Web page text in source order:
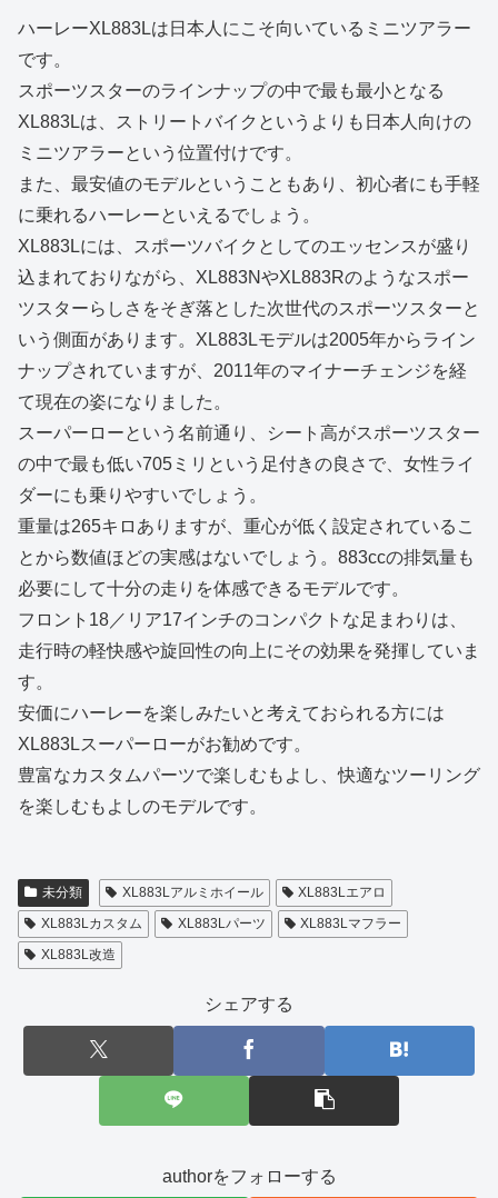
ハーレーXL883Lは日本人にこそ向いているミニツアラー
です。
スポーツスターのラインナップの中で最も最小となる
XL883Lは、ストリートバイクというよりも日本人向けの
ミニツアラーという位置付けです。
また、最安値のモデルということもあり、初心者にも手軽
に乗れるハーレーといえるでしょう。
XL883Lには、スポーツバイクとしてのエッセンスが盛り
込まれておりながら、XL883NやXL883Rのようなスポー
ツスターらしさをそぎ落とした次世代のスポーツスターと
いう側面があります。XL883Lモデルは2005年からライン
ナップされていますが、2011年のマイナーチェンジを経
て現在の姿になりました。
スーパーローという名前通り、シート高がスポーツスター
の中で最も低い705ミリという足付きの良さで、女性ライ
ダーにも乗りやすいでしょう。
重量は265キロありますが、重心が低く設定されているこ
とから数値ほどの実感はないでしょう。883ccの排気量も
必要にして十分の走りを体感できるモデルです。
フロント18／リア17インチのコンパクトな足まわりは、
走行時の軽快感や旋回性の向上にその効果を発揮していま
す。
安価にハーレーを楽しみたいと考えておられる方には
XL883Lスーパーローがお勧めです。
豊富なカスタムパーツで楽しむもよし、快適なツーリング
を楽しむもよしのモデルです。
未分類 XL883Lアルミホイール
XL883Lエアロ
XL883Lカスタム
XL883Lパーツ
XL883Lマフラー
XL883L改造
シェアする
authorをフォローする